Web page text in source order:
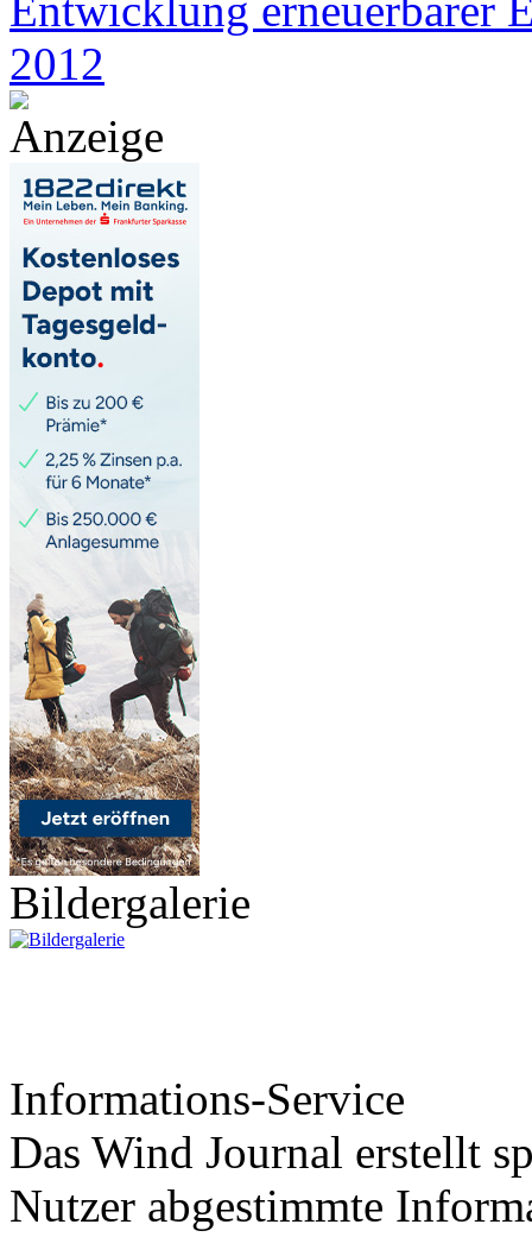
2012
Anzeige
Bildergalerie
Informations-Service
Das Wind Journal erstellt
Nutzer abgestimmte